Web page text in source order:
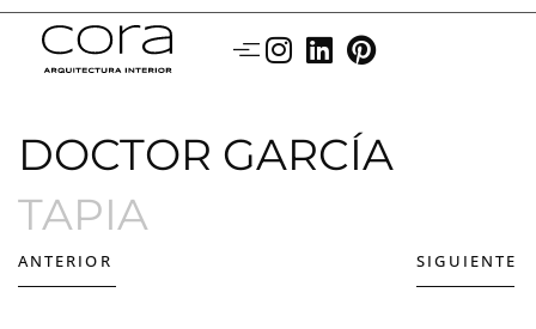
DOCTOR GARCÍA
TAPIA
ANTERIOR SIGUIENTE